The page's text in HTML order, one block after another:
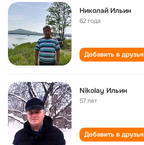
Николай Ильин
62 года
Добавить в друзья
Nikolay Ильин
57 лет
Добавить в друзья